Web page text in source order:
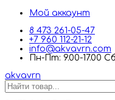
Мой аккаунт
8 473 261-05-47
+7 960 112-21-12
info@akvavrn.com
Пн-Пт: 9.00-17.00
akvavrn